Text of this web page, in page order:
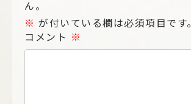
ん。
※ が付いている欄は必須項目です。
コメント ※